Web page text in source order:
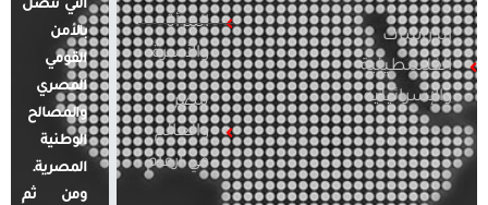
الدراسات
الفلسطينية
والإسرائيلية
المرأة
والأسرة
مصر
والعالم
في أرقام
التي تتصل
بالأمن
القومي
المصري
والمصالح
الوطنية
المصرية.
ومن ثم